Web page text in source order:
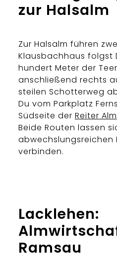
zur Halsalm
Zur Halsalm führen
Klausbachhaus folgst
hundert Meter der
anschließend rechts
steilen Schotterweg
Du vom Parkplatz
Südseite der Reiter Alm
Beide Routen lassen
abwechslungsreichen
verbinden.
Lacklehen:
Ramsau